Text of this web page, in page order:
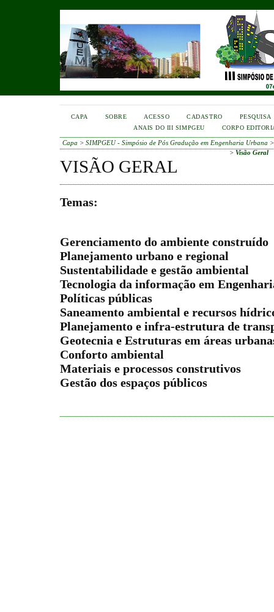
CAPA SOBRE ACESSO CADASTRO
PESQUISA
ANAIS DO III SIMPGEU
CORPO
Capa >SIMPGEU - Simpósio de Pós Gradução em Engenharia Urbana
> Visão Geral
VISÃO GERAL
Temas:
Gerenciamento do ambiente construído
Planejamento urbano e regional
Sustentabilidade e gestão ambiental
Tecnologia da informação em
Políticas públicas
Saneamento ambiental e recursos
Planejamento e infra-estrutura de
Geotecnia e Estruturas em áreas
Conforto ambiental
Materiais e processos construtivos
Gestão dos espaços públicos